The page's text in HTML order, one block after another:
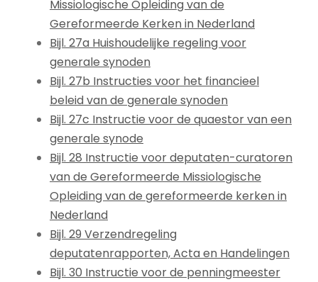
Missiologische Opleiding van de
Gereformeerde Kerken in Nederland
Bijl. 27a Huishoudelijke regeling voor
generale synoden
Bijl. 27b Instructies voor het financieel
beleid van de generale synoden
Bijl. 27c Instructie voor de quaestor van een
generale synode
Bijl. 28 Instructie voor deputaten-curatoren
van de Gereformeerde Missiologische
Opleiding van de gereformeerde kerken in
Nederland
Bijl. 29 Verzendregeling
deputatenrapporten, Acta en Handelingen
Bijl. 30 Instructie voor de penningmeester